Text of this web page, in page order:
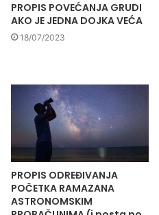
PROPIS POVEĆANJA GRUDI
AKO JE JEDNA DOJKA VEĆA
18/07/2023
PROPIS ODREĐIVANJA
POČETKA RAMAZANA
ASTRONOMSKIM